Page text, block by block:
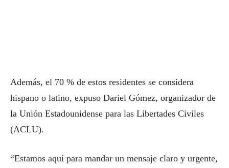
Además, el 70 % de estos residentes se considera
hispano o latino, expuso Dariel Gómez, organizador de
la Unión Estadounidense para las Libertades Civiles
(ACLU).
“Estamos aquí para mandar un mensaje claro y urgente,